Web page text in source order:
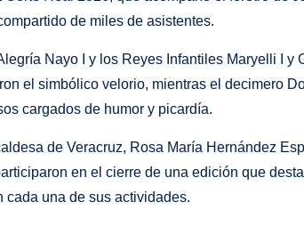
de miles de asistentes.
Nayo I y los Reyes Infantiles Maryelli I y
el simbólico velorio, mientras el decimero
cargados de humor y picardía.
de Veracruz, Rosa María Hernández
en el cierre de una edición que
cada una de sus actividades.